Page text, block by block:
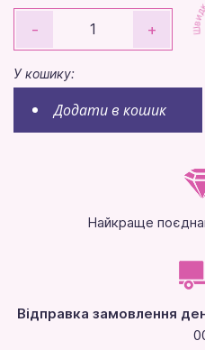
- +
У кошику:
Додати в кошик
Найкраще
Відправка замовлення